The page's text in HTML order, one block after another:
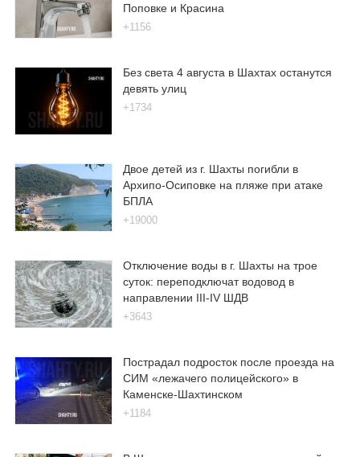
Поповке и Красина
+1156
Без света 4 августа в Шахтах останутся
девять улиц
+1734
Двое детей из г. Шахты погибли в
Архипо-Осиповке на пляже при атаке
БПЛА
+19000
Отключение воды в г. Шахты на трое
суток: переподключат водовод в
направлении III-IV ШДВ
+3643
Пострадал подросток после проезда на
СИМ «лежачего полицейского» в
Каменске-Шахтинском
+1184